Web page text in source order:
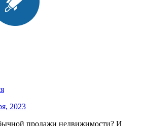
2023
продажи недвижимости? И